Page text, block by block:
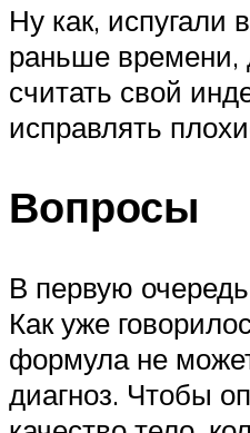
Ну как, испугали
раньше времени,
считать свой
исправлять
Вопросы
В первую
Как уже
формула не
диагноз. Чтобы